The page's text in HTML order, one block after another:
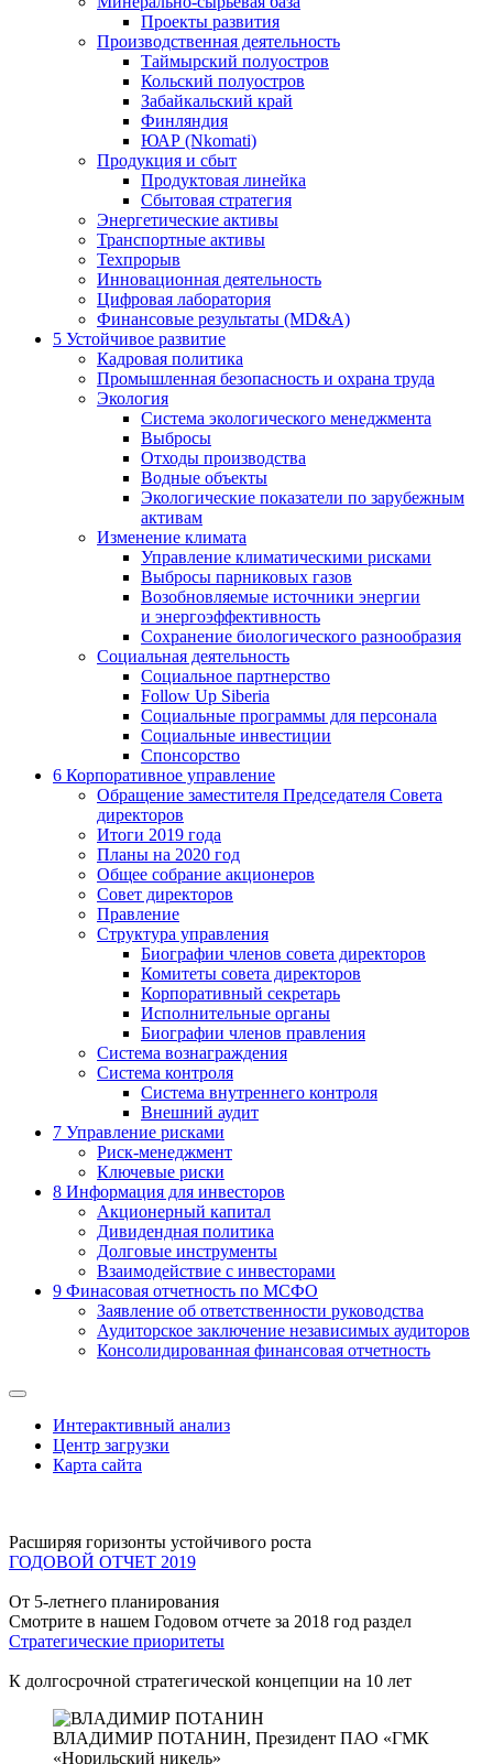
Проекты развития
Производственная деятельность
Таймырский полуостров
Кольский полуостров
Забайкальский край
Финляндия
ЮАР (Nkomati)
Продукция и сбыт
Продуктовая линейка
Сбытовая стратегия
Энергетические активы
Транспортные активы
Техпрорыв
Инновационная деятельность
Цифровая лаборатория
Финансовые результаты (MD&A)
5 Устойчивое развитие
Кадровая политика
Промышленная безопасность и охрана труда
Экология
Система экологического менеджмента
Выбросы
Отходы производства
Водные объекты
Экологические показатели по зарубежным
активам
Изменение климата
Управление климатическими рисками
Выбросы парниковых газов
Возобновляемые источники энергии
и энергоэффективность
Сохранение биологического разнообразия
Социальная деятельность
Социальное партнерство
Follow Up Siberia
Социальные программы для персонала
Социальные инвестиции
Спонсорство
6 Корпоративное управление
Обращение заместителя Председателя Совета
директоров
Итоги 2019 года
Планы на 2020 год
Общее собрание акционеров
Совет директоров
Правление
Структура управления
Биографии членов совета директоров
Комитеты совета директоров
Корпоративный секретарь
Исполнительные органы
Биографии членов правления
Система вознаграждения
Система контроля
Система внутреннего контроля
Внешний аудит
7 Управление рисками
Риск-менеджмент
Ключевые риски
8 Информация для инвесторов
Акционерный капитал
Дивидендная политика
Долговые инструменты
Взаимодействие с инвеcторами
9 Финасовая отчетность по МСФО
Заявление об ответственности руководства
Аудиторское заключение независимых аудиторов
Консолидированная финансовая отчетность
Интерактивный анализ
Центр загрузки
Карта сайта
Расширяя горизонты устойчивого роста
ГОДОВОЙ ОТЧЕТ 2019
От 5-летнего планирования
Смотрите в нашем Годовом отчете за 2018 год раздел
Стратегические приоритеты
К долгосрочной стратегической концепции на 10 лет
ВЛАДИМИР ПОТАНИН, Президент ПАО «ГМК
«Норильский никель»